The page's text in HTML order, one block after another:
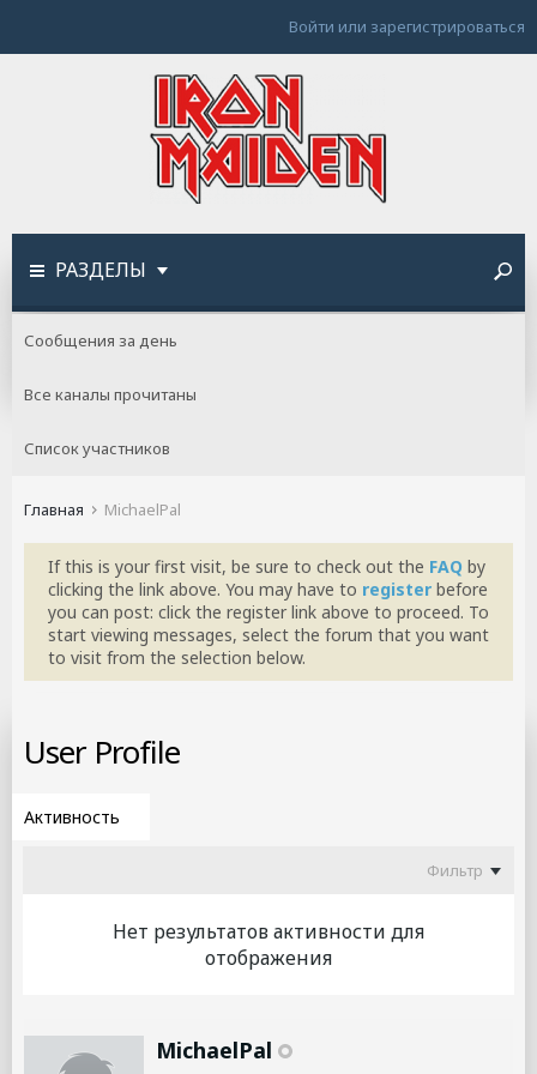
Войти или зарегистрироваться
РАЗДЕЛЫ
Сообщения за день
Все каналы прочитаны
Список участников
Главная MichaelPal
If this is your first visit, be sure to check out the FAQ by
clicking the link above. You may have to register before
you can post: click the register link above to proceed. To
start viewing messages, select the forum that you want
to visit from the selection below.
User Profile
Фильтр
Нет результатов активности для
отображения
MichaelPal